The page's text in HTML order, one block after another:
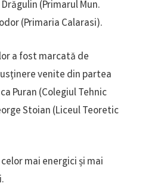
(Primarul Mun.
(Primaria Calarasi).
a fost marcată de
venite din partea
Puran (Colegiul Tehnic
Stoian (Liceul Teoretic
mai energici și mai